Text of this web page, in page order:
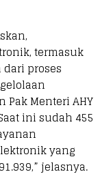
termasuk
proses
Menteri AHY
ini sudah 455
yang
jelasnya.